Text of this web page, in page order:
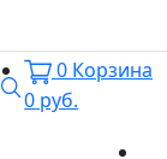
Поиск
0 Корзина
0 руб.